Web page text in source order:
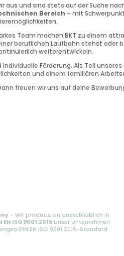
aus und sind stets auf der Suche
Bereich – mit
Team machen BKT zu einem
beruflichen Laufbahn stehst oder
weiterentwickeln.
Förderung. Als Teil unseres
und einem familiären
freuen wir uns auf deine
- Wir produzieren ausschließlich in
EN ISO 9001:2015Unser Unternehmen
DIN EN ISO 9001:2015-Standard